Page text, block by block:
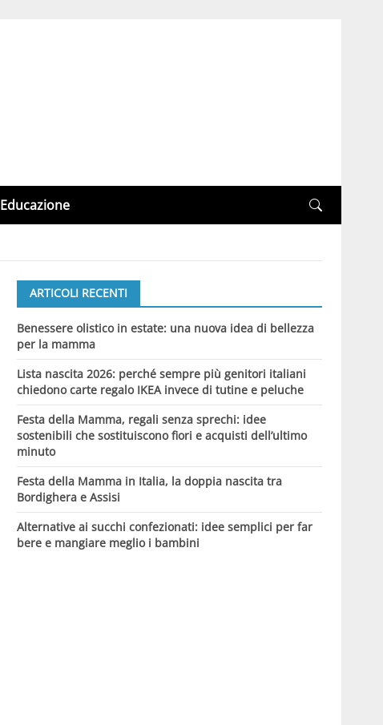
Educazione
ARTICOLI RECENTI
Benessere olistico in estate: una nuova idea di bellezza
per la mamma
Lista nascita 2026: perché sempre più genitori italiani
chiedono carte regalo IKEA invece di tutine e peluche
Festa della Mamma, regali senza sprechi: idee
sostenibili che sostituiscono fiori e acquisti dell’ultimo
minuto
Festa della Mamma in Italia, la doppia nascita tra
Bordighera e Assisi
Alternative ai succhi confezionati: idee semplici per far
bere e mangiare meglio i bambini